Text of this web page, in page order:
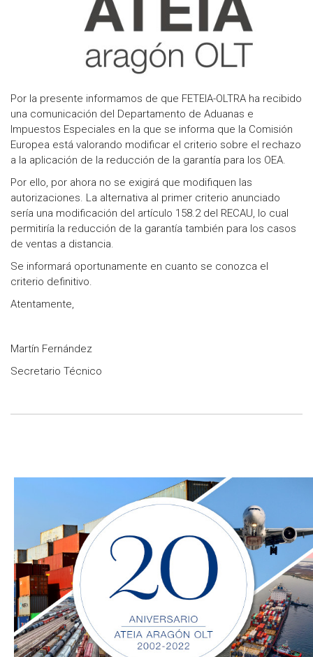
Por la presente informamos de que FETEIA-OLTRA ha recibido
una comunicación del Departamento de Aduanas e
Impuestos Especiales en la que se informa que la Comisión
Europea está valorando modificar el criterio sobre el rechazo
a la aplicación de la reducción de la garantía para los OEA.
Por ello, por ahora no se exigirá que modifiquen las
autorizaciones. La alternativa al primer criterio anunciado
sería una modificación del artículo 158.2 del RECAU, lo cual
permitiría la reducción de la garantía también para los casos
de ventas a distancia.
Se informará oportunamente en cuanto se conozca el
criterio definitivo.
Atentamente,
Martín Fernández
Secretario Técnico